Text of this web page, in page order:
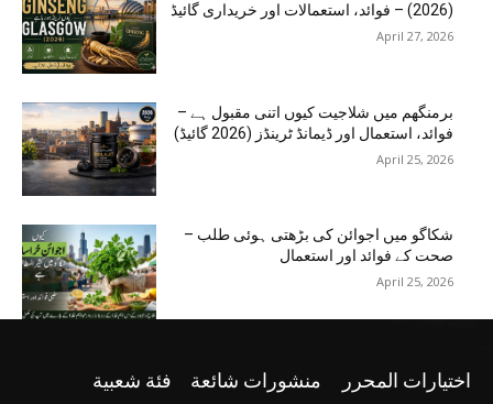
(2026) – فوائد، استعمالات اور خریداری گائیڈ
April 27, 2026
برمنگھم میں شلاجیت کیوں اتنی مقبول ہے –
فوائد، استعمال اور ڈیمانڈ ٹرینڈز (2026 گائیڈ)
April 25, 2026
شکاگو میں اجوائن کی بڑھتی ہوئی طلب –
صحت کے فوائد اور استعمال
April 25, 2026
اختيارات المحرر منشورات شائعة فئة شعبية